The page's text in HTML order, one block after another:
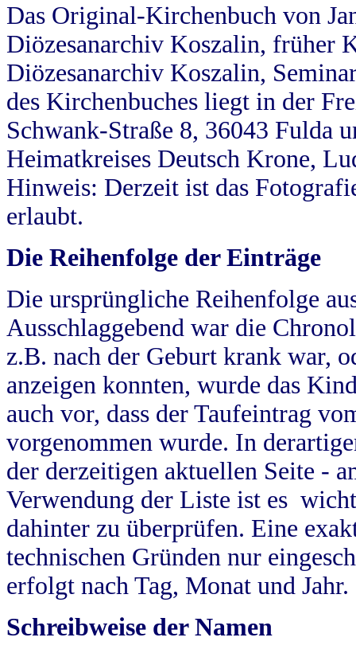
Das Original-Kirchenbuch von
Diözesanarchiv Koszalin, früher
Diözesanarchiv Koszalin,
des Kirchenbuches liegt in der
Schwank-Straße 8, 36043 Fulda
Heimatkreises Deutsch Krone,
Hinweis: Derzeit ist das
erlaubt.
Die Reihenfolge der Einträge
Die ursprüngliche Reihenfolge
Ausschlaggebend war die
z.B. nach der Geburt krank war,
anzeigen konnten, wurde das
auch vor, dass der Taufeintrag
vorgenommen wurde. In
der derzeitigen aktuellen Seite -
Verwendung der Liste ist es
dahinter zu überprüfen. Eine
technischen Gründen nur
erfolgt nach Tag, Monat und Jahr.
Schreibweise der Namen